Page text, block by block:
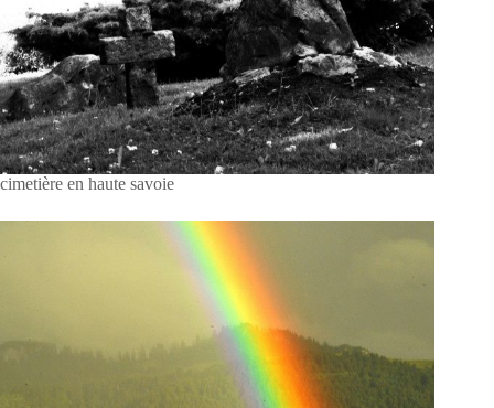
cimetière en haute savoie